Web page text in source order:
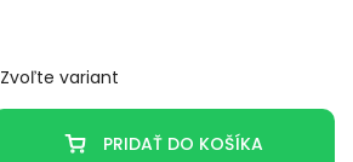
Zvoľte variant
PRIDAŤ DO KOŠÍKA